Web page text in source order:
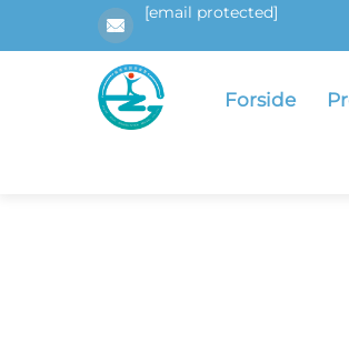
[email protected]
Forside